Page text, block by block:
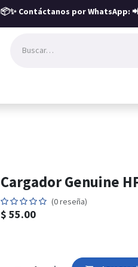
📦✨ Contáctanos por WhatsApp:
Cargador Genuine
(0 reseña)
$ 55.00